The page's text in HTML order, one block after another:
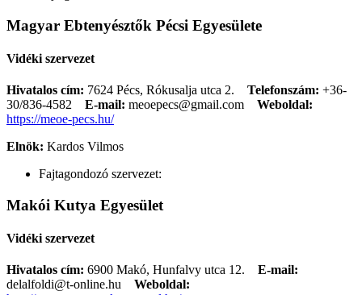
Magyar Ebtenyésztők Pécsi Egyesülete
Vidéki szervezet
Hivatalos cím: 7624 Pécs, Rókusalja utca 2. Telefonszám: +36-
30/836-4582
E-mail: meoepecs@gmail.com
Weboldal:
https://meoe-pecs.hu/
Elnök: Kardos Vilmos
Fajtagondozó szervezet:
Makói Kutya Egyesület
Vidéki szervezet
Hivatalos cím: 6900 Makó, Hunfalvy utca 12. E-mail:
delalfoldi@t-online.hu
Weboldal: